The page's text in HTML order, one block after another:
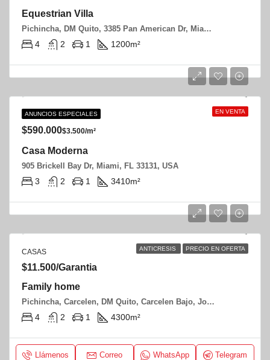
Equestrian Villa
Pichincha, DM Quito, 3385 Pan American Dr, Miami, FL 33133, USA
4 2 1 1200m²
ANUNCIOS ESPECIALES EN VENTA
CASAS
$590.000$3.500/m²
Casa Moderna
905 Brickell Bay Dr, Miami, FL 33131, USA
3 2 1 3410m²
ANTICRESIS PRECIO EN OFERTA
CASAS
$11.500/Garantia
Family home
Pichincha, Carcelen, DM Quito, Carcelen Bajo, Jose Ordoñes y Jose Jimenez
4 2 1 4300m²
Llámenos Correo WhatsApp Telegram